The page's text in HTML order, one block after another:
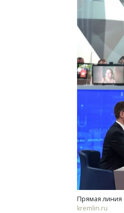
Прямая линия
kremlin.ru
Архитектурный
земли. Мощение
плитами
стандартом
СТРОИТЕЛЬСТВО